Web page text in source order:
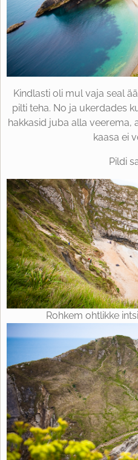
Kindlasti oli mul vaja seal
pilti teha. No ja ukerdades
hakkasid juba alla veerema,
kaasa ei
Pildi
Rohkem ohtlikke